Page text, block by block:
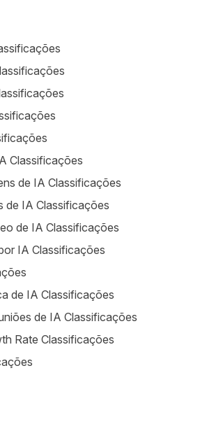
Classificações
de IA Classificações
de IA Classificações
de IA Classificações
IA Classificações
de IA Classificações
de IA Classificações
Rate Classificações